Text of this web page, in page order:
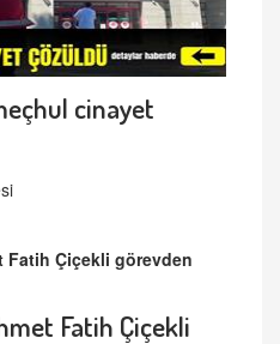
cinayet
Fatih Çiçekli